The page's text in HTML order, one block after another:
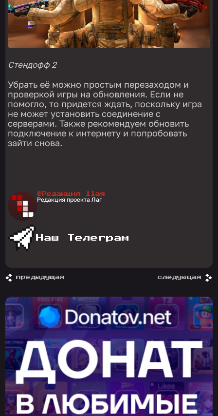
Стендофф 2
Убрать её можно простым перезаходом и
проверкой игры на обновления. Если не
помогло, то придется ждать, поскольку игра
не может установить соединение с
серверами. Также рекомендуем обновить
подключение к интернету и попробовать
зайти снова.
@Редакция 1lag
Редакция проекта Лаг
Наш Телеграм
предыдущая следующая